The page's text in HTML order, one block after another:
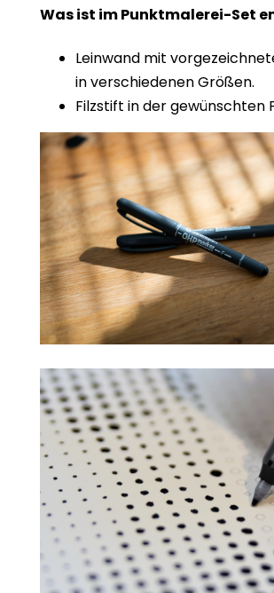
Was ist im Punktmalerei-Set
Leinwand mit
in verschiedenen Größen.
Filzstift in der gewünschten